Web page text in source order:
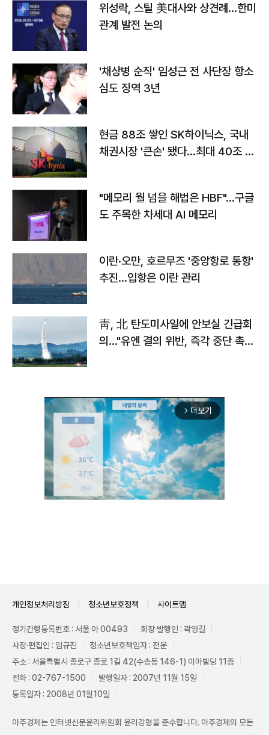
위성락, 스틸 美대사와 상견례…한미
관계 발전 논의
'채상병 순직' 임성근 전 사단장 항소
심도 징역 3년
현금 88조 쌓인 SK하이닉스, 국내
채권시장 '큰손' 됐다…최대 40조 투
"메모리 월 넘을 해법은 HBF"…구글
도 주목한 차세대 AI 메모리
이란·오만, 호르무즈 '중앙항로 통항'
추진…입항은 이란 관리
靑, 北 탄도미사일에 안보실 긴급회
의…"유엔 결의 위반, 즉각 중단 촉
arrow_forward_ios 더보기
개인정보처리방침 청소년보호정책 사이트맵
정기간행등록번호 : 서울 아 00493
회장·발행인 : 곽영길
사장·편집인 : 임규진
청소년보호책임자 : 전운
주소 : 서울특별시 종로구 종로 1길 42(수송동 146-1) 이마빌딩 11층
전화 : 02-767-1500
발행일자 : 2007년 11월 15일
등록일자 : 2008년 01월10일
아주경제는 인터넷신문윤리위원회 윤리강령을 준수합니다. 아주경제의 모든